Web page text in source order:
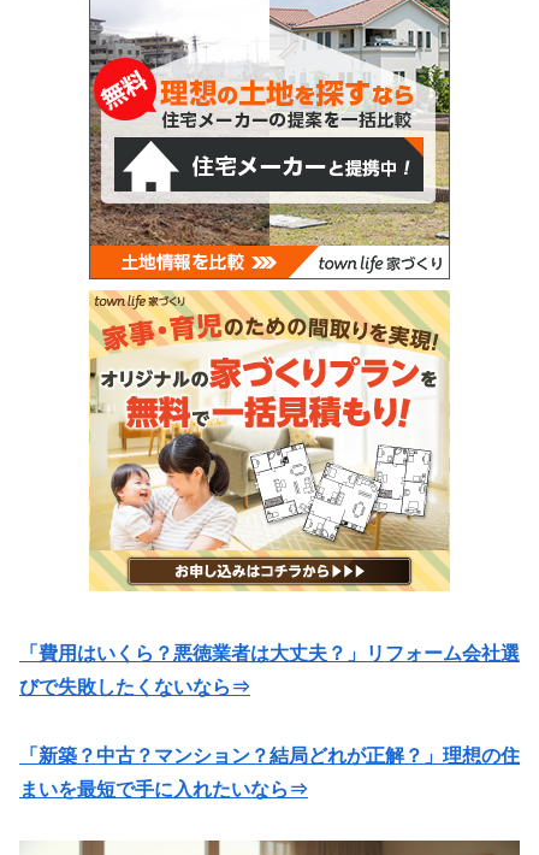
「費用はいくら？悪徳業者は大丈夫？」リフォーム会社選
びで失敗したくないなら⇒
「新築？中古？マンション？結局どれが正解？」理想の住
まいを最短で手に入れたいなら⇒